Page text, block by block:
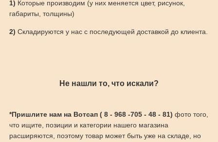
1) Которые производим (у них меняется цвет, рисунок,
габариты, толщины)
2) Складируются у нас с последующей доставкой до клиента.
Не нашли то, что искали?
*Пришлите нам на Вотсап ( 8 - 968 -705 - 48 - 81) фото того,
что ищите, позиции и категории нашего магазина
расширяются, поэтому товар может быть уже на складе, но